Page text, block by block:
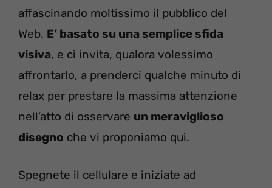
affascinando moltissimo il pubblico del
Web. E’ basato su una semplice sfida
visiva, e ci invita, qualora volessimo
affrontarlo, a prenderci qualche minuto di
relax per prestare la massima attenzione
nell’atto di osservare un meraviglioso
disegno che vi proponiamo qui.
Spegnete il cellulare e iniziate ad